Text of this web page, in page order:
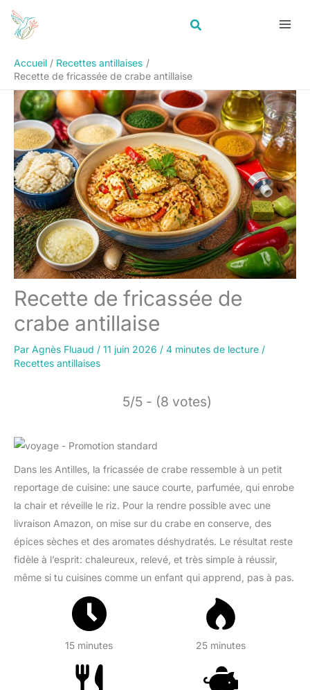
Aller
Accueil
Recettes antillaises
Recette de fricassée de crabe antillaise
Recette de fricassée de
crabe antillaise
Par Agnès Fluaud / 11 juin 2026 / 4 minutes de lecture /
Recettes antillaises
5/5 - (8 votes)
Dans les Antilles, la fricassée de crabe ressemble à un petit
reportage de cuisine: une sauce courte, parfumée, qui enrobe
la chair et réveille le riz. Pour la rendre possible avec une
livraison Amazon, on mise sur du crabe en conserve, des
épices sèches et des aromates déshydratés. Le résultat reste
fidèle à l’esprit: chaleureux, relevé, et très simple à réussir,
même si tu cuisines comme un enfant qui apprend, pas à pas.
15 minutes 25 minutes
Rechercher